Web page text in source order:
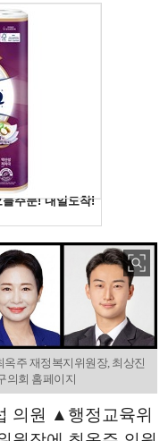
주 재정복지위원장, 최상진
의회 홈페이지
의원 ▲행정교육위